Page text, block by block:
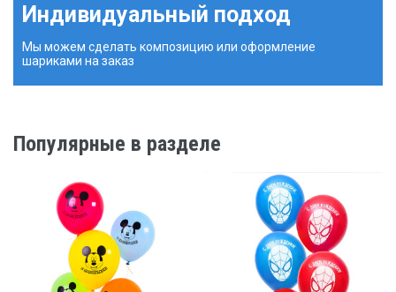
Индивидуальный подход
Мы можем сделать композицию или оформление
шариками на заказ
Популярные в разделе